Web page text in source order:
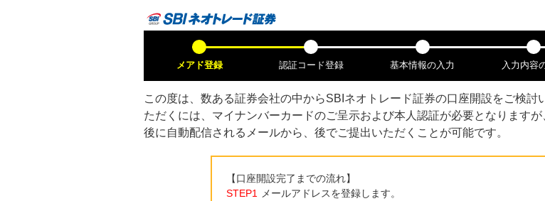
メアド登録 認証コード登録 基本情報の入力 入力内容
この度は、数ある証券会社の中からSBIネオトレード証券の口座開設をご検討
ただくには、マイナンバーカードのご呈示および本人認証が必要となります
後に自動配信されるメールから、後でご提出いただくことが可能です。
【口座開設完了までの流れ】
STEP1
メールアドレスを登録します。